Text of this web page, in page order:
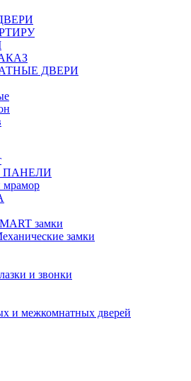
ДВЕРИ
ПАНЕЛИ
мрамор
замки
замки
и звонки
и межкомнатных дверей